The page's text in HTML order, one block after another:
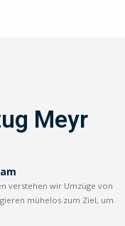
Meyr
verstehen wir Umzüge von
mühelos zum Ziel, um